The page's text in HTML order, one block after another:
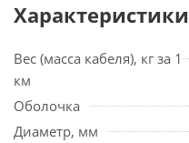
Характеристики
Вес (масса кабеля), кг за 1
км
Оболочка
Диаметр, мм